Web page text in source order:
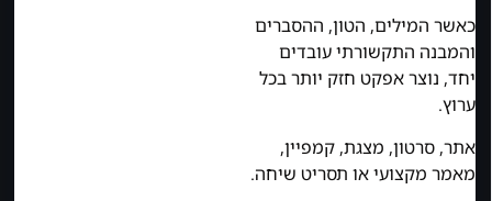
כאשר המילים, הטון, ההסברים
והמבנה התקשורתי עובדים
יחד, נוצר אפקט חזק יותר בכל
ערוץ.
אתר, סרטון, מצגת, קמפיין,
מאמר מקצועי או תסריט שיחה.